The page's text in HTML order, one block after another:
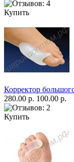
Купить
Корректор
280.00 р. 100.00 р.
Купить